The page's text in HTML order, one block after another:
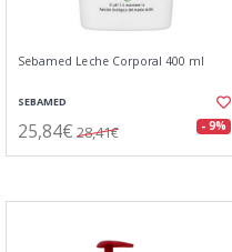
Sebamed Leche Corporal 400 ml
SEBAMED
25,84€ 28,41€ - 9%